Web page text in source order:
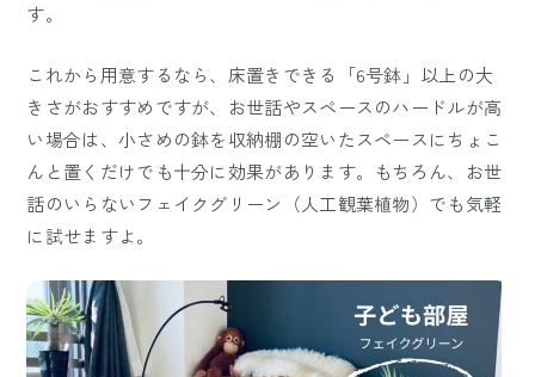
す。
これから用意するなら、床置きできる「6号鉢」以上の大
きさがおすすめですが、お世話やスペースのハードルが高
い場合は、小さめの鉢を収納棚の空いたスペースにちょこ
んと置くだけでも十分に効果があります。もちろん、お世
話のいらないフェイクグリーン（人工観葉植物）でも気軽
に試せますよ。